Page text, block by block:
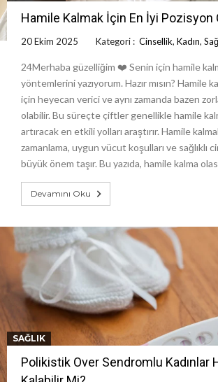
Hamile Kalmak İçin En İyi Pozisyon
20 Ekim 2025 Kategori : Cinsellik, Kadın,
24Merhaba güzelliğim ❤️ Senin için hamile
yöntemlerini yazıyorum. Hazır mısın? Hamile
için heyecan verici ve aynı zamanda bazen
olabilir. Bu süreçte çiftler genellikle hamile
artıracak en etkili yolları araştırır. Hamile
zamanlama, uygun vücut koşulları ve sağlıklı
büyük önem taşır. Bu yazıda, hamile kalma
Devamını Oku
SAĞLIK
Polikistik Over Sendromlu Kadınlar